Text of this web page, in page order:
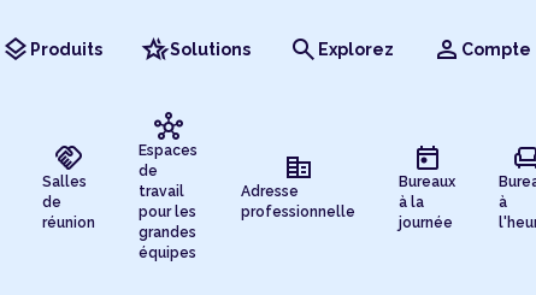
layers Produits hotel_classSolutions search Explorez person Compte
handshake
Salles
de
réunion
hub
Espaces
de
travail
pour les
grandes
équipes
corporate_fare
Adresse
professionnelle
today
Bureaux
à la
journée
à